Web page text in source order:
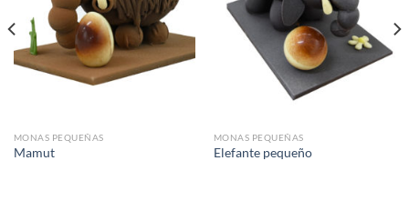
MONAS PEQUEÑAS
Mamut
MONAS PEQUEÑAS
Elefante pequeño